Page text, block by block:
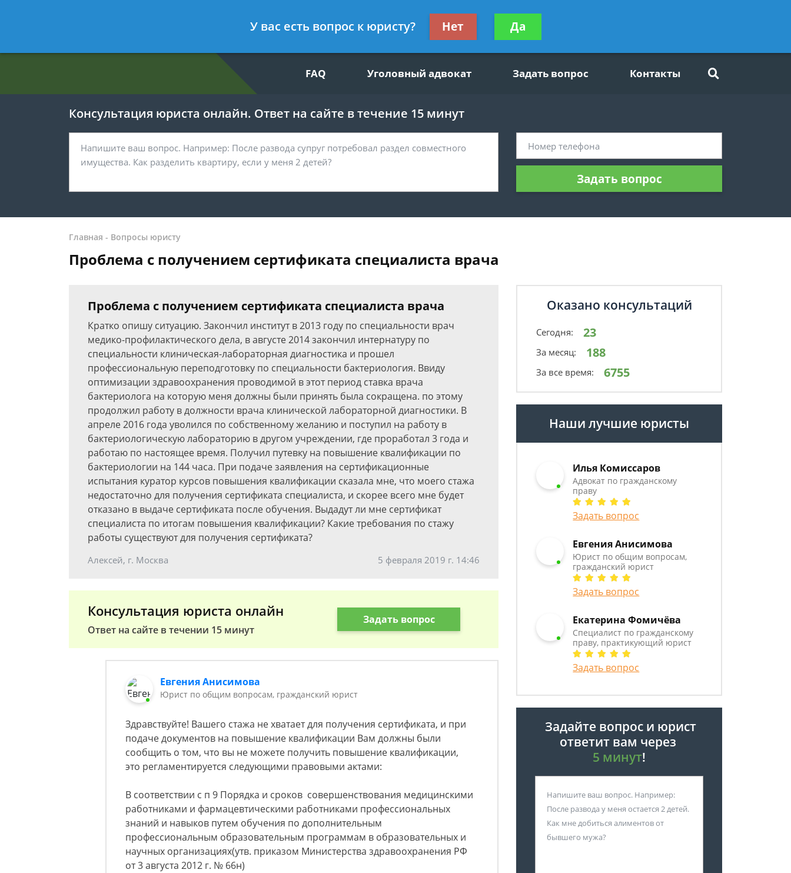
- Юрист по общим вопросам, гражданский юрист
Получите консультацию
бесплатно
FAQ Уголовный адвокат Задать вопрос Контакты
Консультация юриста онлайн. Ответ на сайте в течение 15 минут
Задать вопрос
Главная - Вопросы юристу
Проблема с получением сертификата специалиста врача
Проблема с получением сертификата специалиста врача
Кратко опишу ситуацию. Закончил институт в 2013 году по специальности врач
медико-профилактического дела, в августе 2014 закончил интернатуру по
специальности клиническая-лабораторная диагностика и прошел
профессиональную переподготовку по специальности бактериология. Ввиду
оптимизации здравоохранения проводимой в этот период ставка врача
бактериолога на которую меня должны были принять была сокращена. по этому
продолжил работу в должности врача клинической лабораторной диагностики. В
апреле 2016 года уволился по собственному желанию и поступил на работу в
бактериологическую лабораторию в другом учреждении, где проработал 3 года и
работаю по настоящее время. Получил путевку на повышение квалификации по
бактериологии на 144 часа. При подаче заявления на сертификационные
испытания куратор курсов повышения квалификации сказала мне, что моего стажа
недостаточно для получения сертификата специалиста, и скорее всего мне будет
отказано в выдаче сертификата после обучения. Выдадут ли мне сертификат
специалиста по итогам повышения квалификации? Какие требования по стажу
работы существуют для получения сертификата?
Алексей, г. Москва 5 февраля 2019 г. 14:46
Консультация юриста онлайн
Ответ на сайте в течении 15 минут
Задать вопрос
Евгения Анисимова
Юрист по общим вопросам, гражданский юрист
Здравствуйте! Вашего стажа не хватает для получения сертификата, и при
подаче документов на повышение квалификации Вам должны были
сообщить о том, что вы не можете получить повышение квалификации,
это регламентируется следующими правовыми актами:
В соответствии с п 9 Порядка и сроков совершенствования медицинскими
работниками и фармацевтическими работниками профессиональных
знаний и навыков путем обучения по дополнительным
профессиональным образовательным программам в образовательных и
научных организациях(утв. приказом Министерства здравоохранения РФ
от 3 августа 2012 г. № 66н)
Оказано консультаций
Сегодня: 23
За месяц: 188
За все время: 6755
Наши лучшие юристы
Илья Комиссаров
Адвокат по гражданскому
праву
Задать вопрос
Евгения Анисимова
Юрист по общим вопросам,
гражданский юрист
Задать вопрос
Екатерина Фомичёва
Специалист по гражданскому
праву, практикующий юрист
Задать вопрос
Задайте вопрос и юрист
ответит вам через
5 минут!
У вас есть вопрос к юристу? Нет Да